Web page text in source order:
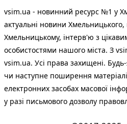
vsim.ua - новинний ресурс №1 у
актуальні новини Хмельницького,
Хмельницькому, інтерв'ю з
особистостями нашого міста. З
vsim.ua. Усі права захищені.
чи наступне поширення
електронних засобах масової
у разі письмового дозволу